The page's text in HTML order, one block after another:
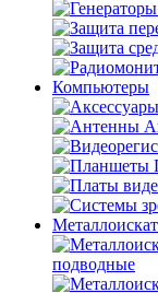
Компьютеры
подводные